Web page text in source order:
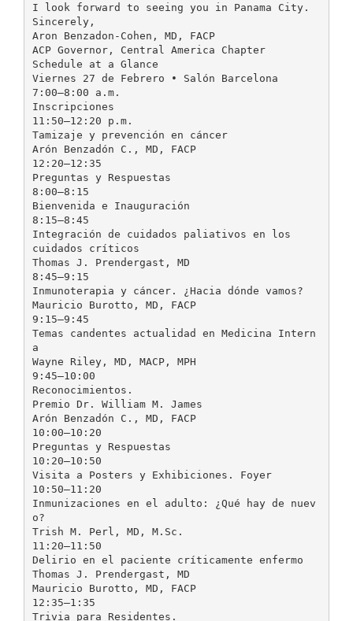
I look forward to seeing you in Panama City.
Sincerely,
Aron Benzadon-Cohen, MD, FACP
ACP Governor, Central America Chapter
Schedule at a Glance
Viernes 27 de Febrero • Salón Barcelona
7:00–8:00 a.m.
Inscripciones
11:50–12:20 p.m.
Tamizaje y prevención en cáncer
Arón Benzadón C., MD, FACP
12:20–12:35
Preguntas y Respuestas
8:00–8:15
Bienvenida e Inauguración
8:15–8:45
Integración de cuidados paliativos en los
cuidados críticos
Thomas J. Prendergast, MD
8:45–9:15
Inmunoterapia y cáncer. ¿Hacia dónde vamos?
Mauricio Burotto, MD, FACP
9:15–9:45
Temas candentes actualidad en Medicina Intern
a
Wayne Riley, MD, MACP, MPH
9:45–10:00
Reconocimientos.
Premio Dr. William M. James
Arón Benzadón C., MD, FACP
10:00–10:20
Preguntas y Respuestas
10:20–10:50
Visita a Posters y Exhibiciones. Foyer
10:50–11:20
Inmunizaciones en el adulto: ¿Qué hay de nuev
o?
Trish M. Perl, MD, M.Sc.
11:20–11:50
Delirio en el paciente críticamente enfermo
Thomas J. Prendergast, MD
Mauricio Burotto, MD, FACP
12:35–1:35
Trivia para Residentes.